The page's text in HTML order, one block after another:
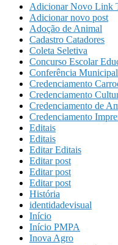
Adicionar Novo Link
Adicionar novo post
Adoção de Animal
Cadastro Catadores
Coleta Seletiva
Concurso Escolar
Conferência
Credenciamento
Credenciamento
Credenciamento de
Credenciamento
Editais
Editais
Editar Editais
Editar post
Editar post
Editar post
História
identidadevisual
Início
Início PMPA
Inova Agro